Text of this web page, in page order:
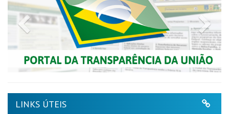
Previous
LINKS ÚTEIS